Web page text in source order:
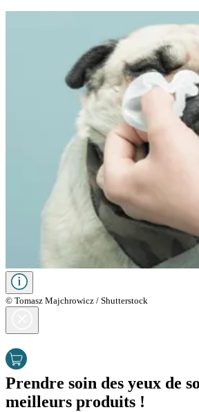
© Tomasz Majchrowicz / Shutterstock
Prendre soin des yeux de
meilleurs produits !